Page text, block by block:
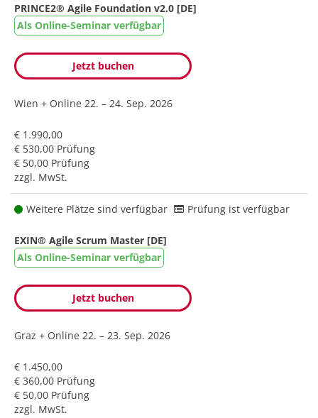
PRINCE2® Agile Foundation v2.0 [DE]
Als Online-Seminar verfügbar
Jetzt buchen
Wien + Online 22. – 24. Sep. 2026
€ 1.990,00
€ 530,00 Prüfung
€ 50,00 Prüfung
zzgl. MwSt.
Weitere Plätze sind verfügbar Prüfung ist verfügbar
EXIN® Agile Scrum Master [DE]
Als Online-Seminar verfügbar
Jetzt buchen
Graz + Online 22. – 23. Sep. 2026
€ 1.450,00
€ 360,00 Prüfung
€ 50,00 Prüfung
zzgl. MwSt.